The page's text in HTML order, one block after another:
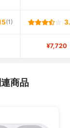
(1)
¥7,720
商品